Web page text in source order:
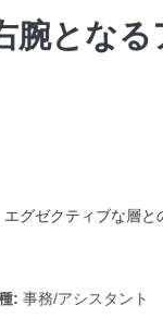
腕とな
グゼクティブな層と
: 事務/アシスタント